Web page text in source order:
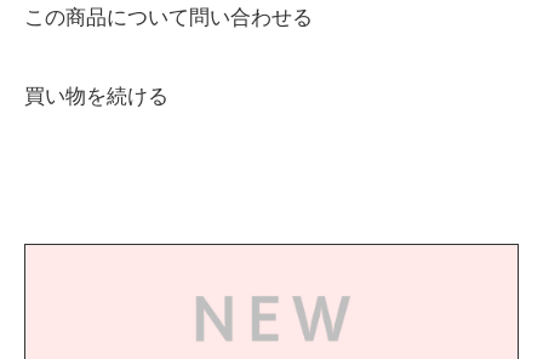
この商品について問い合わせる
買い物を続ける